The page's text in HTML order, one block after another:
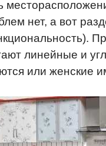
нет, а вот
линейные и
или женские